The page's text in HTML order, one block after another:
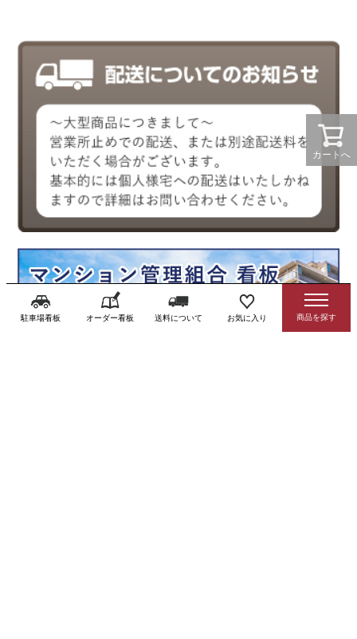
カートへ
駐車場看板 オーダー看板 送料について お気に入り